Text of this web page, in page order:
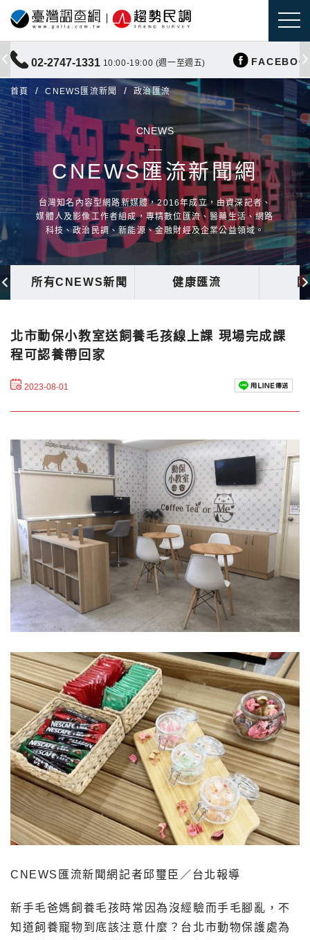
02-2747-1331 10:00-19:00 (週一至週五)
首頁 CNEWS匯流新聞 政治匯流
CNEWS
CNEWS匯流新聞網
台灣知名內容型網路新媒體，2016年成立，由資深記者、
媒體人及影像工作者組成，專精數位匯流、醫藥生活、網路
科技、政治民調、新能源、金融財經及企業公益領域。
所有CNEWS新聞 健康匯流
北市動保小教室送飼養毛孩線上課 現場完成課
程可認養帶回家
2023-08-01
CNEWS匯流新聞網記者邱璽臣／台北報導
新手毛爸媽飼養毛孩時常因為沒經驗而手毛腳亂，不
知道飼養寵物到底該注意什麼？台北市動物保護處為